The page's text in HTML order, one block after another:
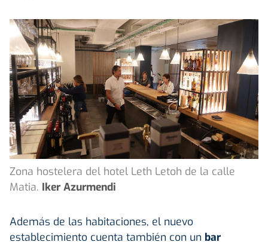
Zona hostelera del hotel Leth Letoh de la calle
Matia. Iker Azurmendi
Además de las habitaciones, el nuevo
establecimiento cuenta también con un bar